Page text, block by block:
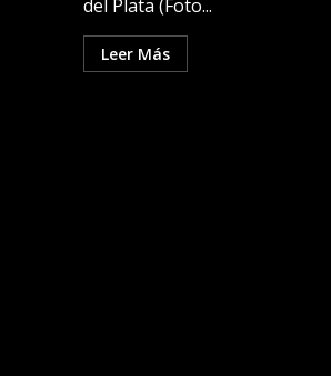
del Plata (Foto...
Leer Más